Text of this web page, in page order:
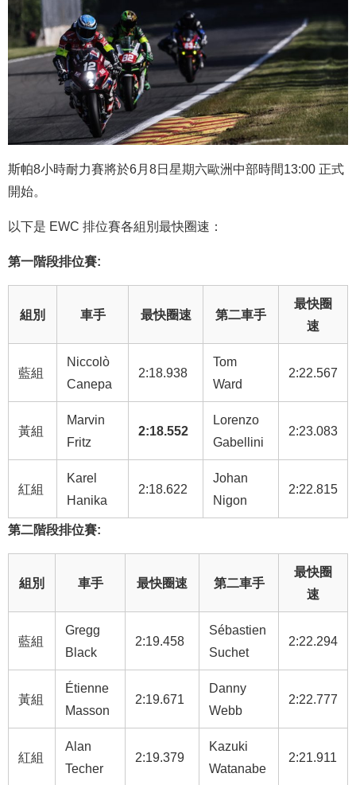
斯帕8小時耐力賽將於6月8日星期六歐洲中部時間13:00 正式
開始。
以下是 EWC 排位賽各組別最快圈速：
第一階段排位賽:
組別 車手 最快圈速 第二車手
最快圈
速
藍組
Niccolò
Canepa
2:18.938
Tom
Ward
2:22.567
黃組
Marvin
Fritz
2:18.552
Lorenzo
Gabellini
2:23.083
紅組
Karel
Hanika
2:18.622
Johan
Nigon
2:22.815
第二階段排位賽:
組別 車手 最快圈速 第二車手
最快圈
速
藍組
Gregg
Black
2:19.458
Sébastien
Suchet
2:22.294
黃組
Étienne
Masson
2:19.671
Danny
Webb
2:22.777
紅組
Alan
Techer
2:19.379
Kazuki
Watanabe
2:21.911